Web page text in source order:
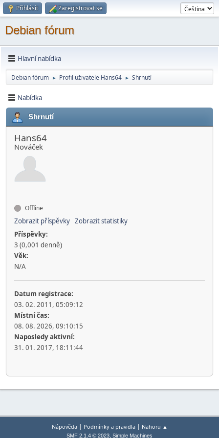
Přihlásit Zaregistrovat se
Debian fórum
Hlavní nabídka
Debian fórum ► Profil uživatele Hans64 ► Shrnutí
Nabídka
Shrnutí
Hans64
Nováček
Offline
Zobrazit příspěvky Zobrazit statistiky
Příspěvky:
3 (0,001 denně)
Věk:
N/A
Datum registrace:
03. 02. 2011, 05:09:12
Místní čas:
08. 08. 2026, 09:10:15
Naposledy aktivní:
31. 01. 2017, 18:11:44
Nápověda| Podmínky a pravidla| Nahoru ▲
SMF 2.1.4 © 2023, Simple Machines